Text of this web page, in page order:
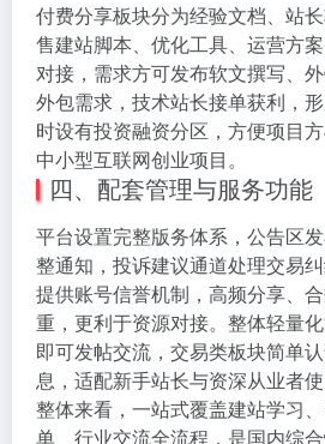
付费分享板块分为经验文档、站
售建站脚本、优化工具、运营方
对接，需求方可发布软文撰写、
外包需求，技术站长接单获利，
时设有投资融资分区，方便项目
中小型互联网创业项目。
四、配套管理与服务功能
平台设置完整版务体系，公告区
整通知，投诉建议通道处理交易
提供账号信誉机制，高频分享、
重，更利于资源对接。整体轻量
即可发帖交流，交易类板块简单
息，适配新手站长与资深从业者使
整体来看，一站式覆盖建站学习
单、行业交流全流程，是国内综